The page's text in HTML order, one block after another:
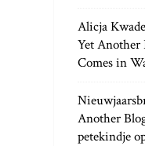
:Alicja
Yet Another
Comes in
Another
petekindje